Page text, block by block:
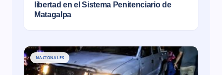
libertad en el Sistema Penitenciario de
Matagalpa
NACIONALES